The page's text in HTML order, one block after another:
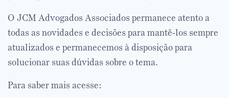
O JCM Advogados Associados permanece atento a
todas as novidades e decisões para mantê-los sempre
atualizados e permanecemos à disposição para
solucionar suas dúvidas sobre o tema.
Para saber mais acesse: